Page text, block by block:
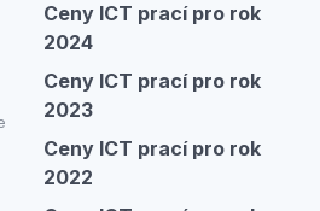
Ceny ICT prací pro rok
2024
Ceny ICT prací pro rok
2023
Ceny ICT prací pro rok
2022